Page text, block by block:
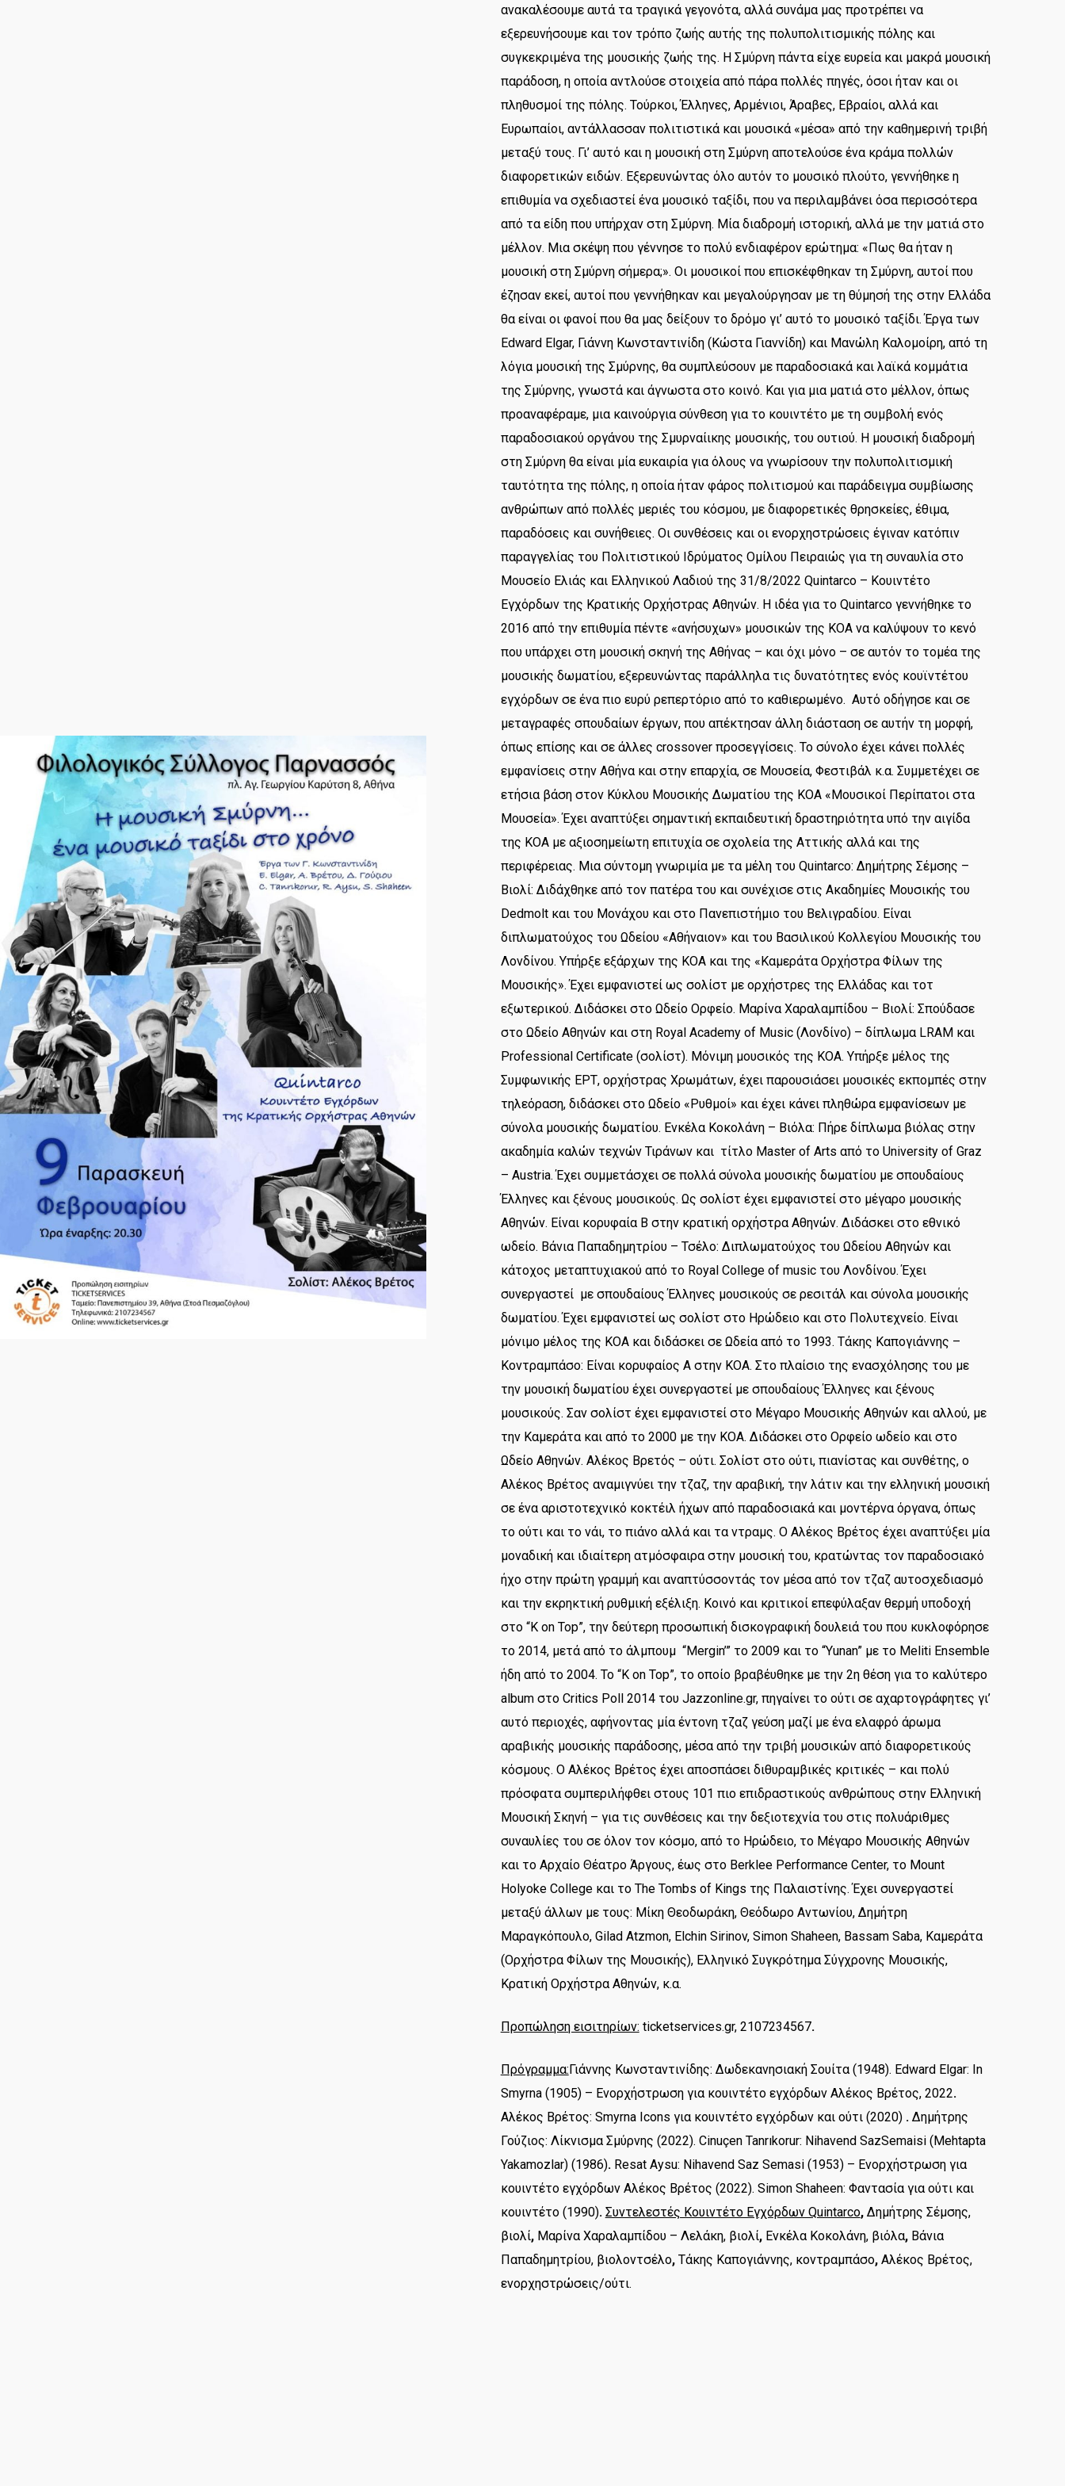
ανακαλέσουμε αυτά τα τραγικά γεγονότα, αλλά συνάμα μας προτρέπει να
εξερευνήσουμε και τον τρόπο ζωής αυτής της πολυπολιτισμικής πόλης και
συγκεκριμένα της μουσικής ζωής της. Η Σμύρνη πάντα είχε ευρεία και μακρά μουσική
παράδοση, η οποία αντλούσε στοιχεία από πάρα πολλές πηγές, όσοι ήταν και οι
πληθυσμοί της πόλης. Τούρκοι, Έλληνες, Αρμένιοι, Άραβες, Εβραίοι, αλλά και
Ευρωπαίοι, αντάλλασσαν πολιτιστικά και μουσικά «μέσα» από την καθημερινή τριβή
μεταξύ τους. Γι’ αυτό και η μουσική στη Σμύρνη αποτελούσε ένα κράμα πολλών
διαφορετικών ειδών. Εξερευνώντας όλο αυτόν το μουσικό πλούτο, γεννήθηκε η
επιθυμία να σχεδιαστεί ένα μουσικό ταξίδι, που να περιλαμβάνει όσα περισσότερα
από τα είδη που υπήρχαν στη Σμύρνη. Μία διαδρομή ιστορική, αλλά με την ματιά στο
μέλλον. Μια σκέψη που γέννησε το πολύ ενδιαφέρον ερώτημα: «Πως θα ήταν η
μουσική στη Σμύρνη σήμερα;». Οι μουσικοί που επισκέφθηκαν τη Σμύρνη, αυτοί που
έζησαν εκεί, αυτοί που γεννήθηκαν και μεγαλούργησαν με τη θύμησή της στην Ελλάδα
θα είναι οι φανοί που θα μας δείξουν το δρόμο γι’ αυτό το μουσικό ταξίδι. Έργα των
Edward Elgar, Γιάννη Κωνσταντινίδη (Κώστα Γιαννίδη) και Μανώλη Καλομοίρη, από τη
λόγια μουσική της Σμύρνης, θα συμπλεύσουν με παραδοσιακά και λαϊκά κομμάτια
της Σμύρνης, γνωστά και άγνωστα στο κοινό. Και για μια ματιά στο μέλλον, όπως
προαναφέραμε, μια καινούργια σύνθεση για το κουιντέτο με τη συμβολή ενός
παραδοσιακού οργάνου της Σμυρναίικης μουσικής, του ουτιού. Η μουσική διαδρομή
στη Σμύρνη θα είναι μία ευκαιρία για όλους να γνωρίσουν την πολυπολιτισμική
ταυτότητα της πόλης, η οποία ήταν φάρος πολιτισμού και παράδειγμα συμβίωσης
ανθρώπων από πολλές μεριές του κόσμου, με διαφορετικές θρησκείες, έθιμα,
παραδόσεις και συνήθειες. Οι συνθέσεις και οι ενορχηστρώσεις έγιναν κατόπιν
παραγγελίας του Πολιτιστικού Ιδρύματος Ομίλου Πειραιώς για τη συναυλία στο
Μουσείο Ελιάς και Ελληνικού Λαδιού της 31/8/2022 Quintarco – Κουιντέτο
Εγχόρδων της Κρατικής Ορχήστρας Αθηνών. Η ιδέα για το Quintarco γεννήθηκε το
2016 από την επιθυμία πέντε «ανήσυχων» μουσικών της ΚΟΑ να καλύψουν το κενό
που υπάρχει στη μουσική σκηνή της Αθήνας – και όχι μόνο – σε αυτόν το τομέα της
μουσικής δωματίου, εξερευνώντας παράλληλα τις δυνατότητες ενός κουϊντέτου
εγχόρδων σε ένα πιο ευρύ ρεπερτόριο από το καθιερωμένο. Αυτό οδήγησε και σε
μεταγραφές σπουδαίων έργων, που απέκτησαν άλλη διάσταση σε αυτήν τη μορφή,
όπως επίσης και σε άλλες crossover προσεγγίσεις. Το σύνολο έχει κάνει πολλές
εμφανίσεις στην Αθήνα και στην επαρχία, σε Μουσεία, Φεστιβάλ κ.α. Συμμετέχει σε
ετήσια βάση στον Κύκλου Μουσικής Δωματίου της ΚΟΑ «Μουσικοί Περίπατοι στα
Μουσεία». Έχει αναπτύξει σημαντική εκπαιδευτική δραστηριότητα υπό την αιγίδα
της ΚΟΑ με αξιοσημείωτη επιτυχία σε σχολεία της Αττικής αλλά και της
περιφέρειας. Μια σύντομη γνωριμία με τα μέλη του Quintarco: Δημήτρης Σέμσης –
Βιολί: Διδάχθηκε από τον πατέρα του και συνέχισε στις Ακαδημίες Μουσικής του
Dedmolt και του Μονάχου και στο Πανεπιστήμιο του Βελιγραδίου. Είναι
διπλωματούχος του Ωδείου «Αθήναιον» και του Βασιλικού Κολλεγίου Μουσικής του
Λονδίνου. Υπήρξε εξάρχων της ΚΟΑ και της «Καμεράτα Ορχήστρα Φίλων της
Μουσικής». Έχει εμφανιστεί ως σολίστ με ορχήστρες της Ελλάδας και τοτ
εξωτερικού. Διδάσκει στο Ωδείο Ορφείο. Μαρίνα Χαραλαμπίδου – Βιολί: Σπούδασε
στο Ωδείο Αθηνών και στη Royal Academy of Music (Λονδίνο) – δίπλωμα LRAM και
Professional Certificate (σολίστ). Μόνιμη μουσικός της ΚΟΑ. Υπήρξε μέλος της
Συμφωνικής ΕΡΤ, ορχήστρας Χρωμάτων, έχει παρουσιάσει μουσικές εκπομπές στην
τηλεόραση, διδάσκει στο Ωδείο «Ρυθμοί» και έχει κάνει πληθώρα εμφανίσεων με
σύνολα μουσικής δωματίου. Ενκέλα Κοκολάνη – Βιόλα: Πήρε δίπλωμα βιόλας στην
ακαδημία καλών τεχνών Τιράνων και τίτλο Master of Arts από το University of Graz
– Austria. Έχει συμμετάσχει σε πολλά σύνολα μουσικής δωματίου με σπουδαίους
Έλληνες και ξένους μουσικούς. Ως σολίστ έχει εμφανιστεί στο μέγαρο μουσικής
Αθηνών. Είναι κορυφαία Β στην κρατική ορχήστρα Αθηνών. Διδάσκει στο εθνικό
ωδείο. Βάνια Παπαδημητρίου – Τσέλο: Διπλωματούχος του Ωδείου Αθηνών και
κάτοχος μεταπτυχιακού από το Royal College of music του Λονδίνου. Έχει
συνεργαστεί με σπουδαίους Έλληνες μουσικούς σε ρεσιτάλ και σύνολα μουσικής
δωματίου. Έχει εμφανιστεί ως σολίστ στο Ηρώδειο και στο Πολυτεχνείο. Είναι
μόνιμο μέλος της ΚΟΑ και διδάσκει σε Ωδεία από το 1993. Τάκης Καπογιάννης –
Κοντραμπάσο: Είναι κορυφαίος Α στην ΚΟΑ. Στο πλαίσιο της ενασχόλησης του με
την μουσική δωματίου έχει συνεργαστεί με σπουδαίους Έλληνες και ξένους
μουσικούς. Σαν σολίστ έχει εμφανιστεί στο Μέγαρο Μουσικής Αθηνών και αλλού, με
την Καμεράτα και από το 2000 με την ΚΟΑ. Διδάσκει στο Ορφείο ωδείο και στο
Ωδείο Αθηνών. Αλέκος Βρετός – ούτι. Σολίστ στο ούτι, πιανίστας και συνθέτης, ο
Αλέκος Βρέτος αναμιγνύει την τζαζ, την αραβική, την λάτιν και την ελληνική μουσική
σε ένα αριστοτεχνικό κοκτέιλ ήχων από παραδοσιακά και μοντέρνα όργανα, όπως
το ούτι και το νάι, το πιάνο αλλά και τα ντραμς. Ο Αλέκος Βρέτος έχει αναπτύξει μία
μοναδική και ιδιαίτερη ατμόσφαιρα στην μουσική του, κρατώντας τον παραδοσιακό
ήχο στην πρώτη γραμμή και αναπτύσσοντάς τον μέσα από τον τζαζ αυτοσχεδιασμό
και την εκρηκτική ρυθμική εξέλιξη. Κοινό και κριτικοί επεφύλαξαν θερμή υποδοχή
στο “K on Top”, την δεύτερη προσωπική δισκογραφική δουλειά του που κυκλοφόρησε
το 2014, μετά από το άλμπουμ “Mergin’” το 2009 και το “Yunan” με το Meliti Ensemble
ήδη από το 2004. Το “K on Top”, το οποίο βραβέυθηκε με την 2η θέση για το καλύτερο
album στο Critics Poll 2014 του Jazzonline.gr, πηγαίνει το ούτι σε αχαρτογράφητες γι’
αυτό περιοχές, αφήνοντας μία έντονη τζαζ γεύση μαζί με ένα ελαφρό άρωμα
αραβικής μουσικής παράδοσης, μέσα από την τριβή μουσικών από διαφορετικούς
κόσμους. Ο Αλέκος Βρέτος έχει αποσπάσει διθυραμβικές κριτικές – και πολύ
πρόσφατα συμπεριλήφθει στους 101 πιο επιδραστικούς ανθρώπους στην Ελληνική
Μουσική Σκηνή – για τις συνθέσεις και την δεξιοτεχνία του στις πολυάριθμες
συναυλίες του σε όλον τον κόσμο, από το Ηρώδειο, το Μέγαρο Μουσικής Αθηνών
και το Αρχαίο Θέατρο Άργους, έως στο Berklee Performance Center, το Mount
Holyoke College και το The Tombs of Kings της Παλαιστίνης. Έχει συνεργαστεί
μεταξύ άλλων με τους: Μίκη Θεοδωράκη, Θεόδωρο Αντωνίου, Δημήτρη
Μαραγκόπουλο, Gilad Atzmon, Elchin Sirinov, Simon Shaheen, Bassam Saba, Καμεράτα
(Ορχήστρα Φίλων της Μουσικής), Ελληνικό Συγκρότημα Σύγχρονης Μουσικής,
Κρατική Ορχήστρα Αθηνών, κ.α.
Προπώληση εισιτηρίων: ticketservices.gr, 2107234567.
Πρόγραμμα:Γιάννης Κωνσταντινίδης: Δωδεκανησιακή Σουίτα (1948). Edward Elgar: In
Smyrna (1905) – Ενορχήστρωση για κουιντέτο εγχόρδων Αλέκος Βρέτος, 2022.
Αλέκος Βρέτος: Smyrna Icons για κουιντέτο εγχόρδων και ούτι (2020) . Δημήτρης
Γούζιος: Λίκνισμα Σμύρνης (2022). Cinuçen Tanrıkorur: Nihavend SazSemaisi (Mehtapta
Yakamozlar) (1986). Resat Aysu: Nihavend Saz Semasi (1953) – Ενορχήστρωση για
κουιντέτο εγχόρδων Αλέκος Βρέτος (2022). Simon Shaheen: Φαντασία για ούτι και
κουιντέτο (1990). Συντελεστές Κουιντέτο Εγχόρδων Quintarco, Δημήτρης Σέμσης,
βιολί, Μαρίνα Χαραλαμπίδου – Λελάκη, βιολί, Ενκέλα Κοκολάνη, βιόλα, Βάνια
Παπαδημητρίου, βιολοντσέλο, Τάκης Καπογιάννης, κοντραμπάσο, Αλέκος Βρέτος,
ενορχηστρώσεις/ούτι.